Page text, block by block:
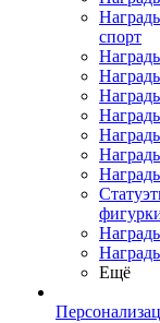
спорт
Ещё